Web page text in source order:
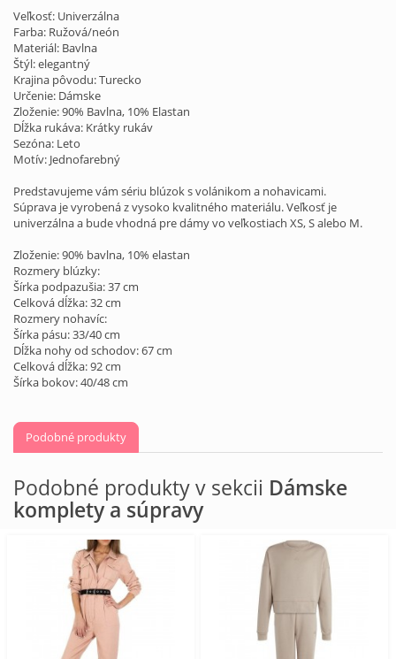
Veľkosť: Univerzálna
Farba: Ružová/neón
Materiál: Bavlna
Štýl: elegantný
Krajina pôvodu: Turecko
Určenie: Dámske
Zloženie: 90% Bavlna, 10% Elastan
Dĺžka rukáva: Krátky rukáv
Sezóna: Leto
Motív: Jednofarebný
Predstavujeme vám sériu blúzok s volánikom a nohavicami.
Súprava je vyrobená z vysoko kvalitného materiálu. Veľkosť je
univerzálna a bude vhodná pre dámy vo veľkostiach XS, S alebo M.
Zloženie: 90% bavlna, 10% elastan
Rozmery blúzky:
Šírka podpazušia: 37 cm
Celková dĺžka: 32 cm
Rozmery nohavíc:
Šírka pásu: 33/40 cm
Dĺžka nohy od schodov: 67 cm
Celková dĺžka: 92 cm
Šírka bokov: 40/48 cm
Podobné produkty
Podobné produkty v sekcii Dámske
komplety a súpravy